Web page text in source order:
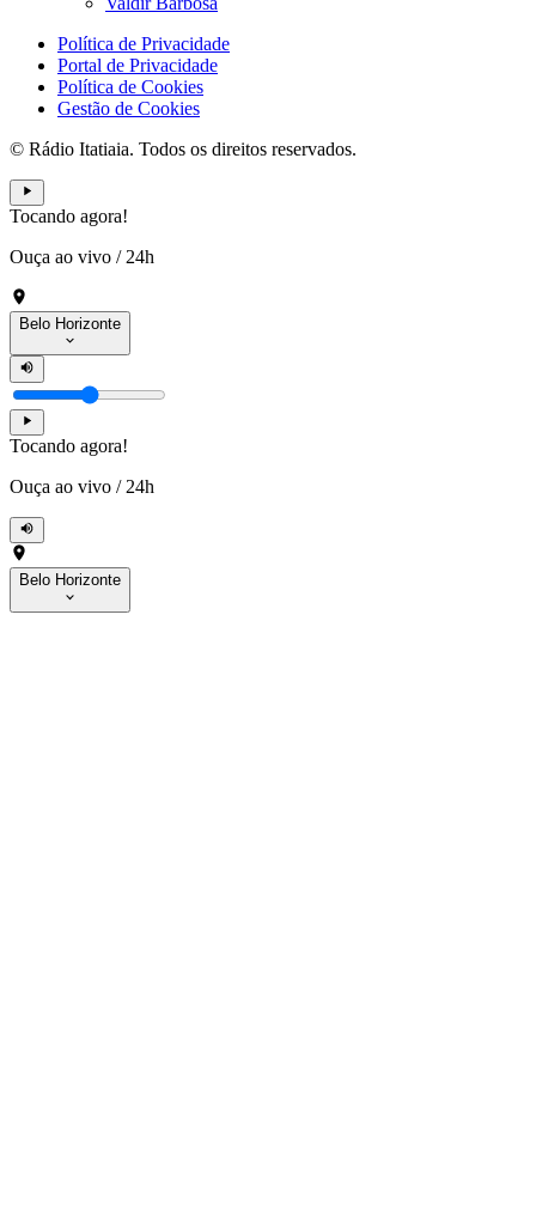
Política de Privacidade
Portal de Privacidade
Política de Cookies
Gestão de Cookies
© Rádio Itatiaia. Todos os direitos reservados.
Tocando agora!
Ouça ao vivo / 24h
Belo Horizonte
Tocando agora!
Ouça ao vivo / 24h
Belo Horizonte